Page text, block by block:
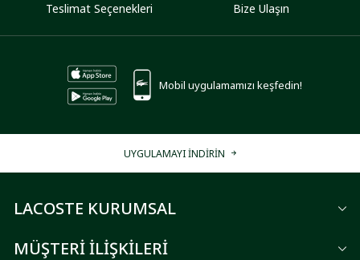
Teslimat Seçenekleri Bize Ulaşın
Mobil uygulamamızı keşfedin!
UYGULAMAYI İNDİRİN
LACOSTE KURUMSAL
MÜŞTERİ İLİŞKİLERİ